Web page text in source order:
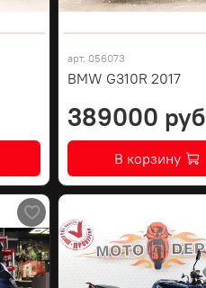
арт. 056073
BMW G310R 2017
389000 руб
В корзину